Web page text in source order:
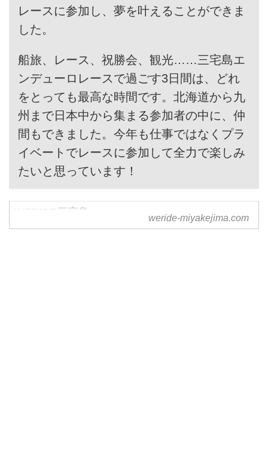
レースに参加し、夢を叶えることができま
した。
船旅、レース、祝勝会、観光……三宅島エ
ンデューロレースで過ごす3日間は、どれ
をとっても最高な時間です。北海道から九
州まで日本中から集まる参加者の中に、仲
間もできました。今年も仕事ではなくプラ
イベートでレースに参加して全力で楽しみ
たいと思っています！
WERIDE三宅島 weride-miyakejima.com